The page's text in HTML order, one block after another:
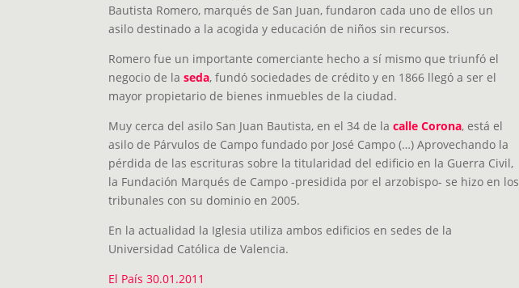
Bautista Romero, marqués de San Juan, fundaron cada uno de ellos un
asilo destinado a la acogida y educación de niños sin recursos.
Romero fue un importante comerciante hecho a sí mismo que triunfó el
negocio de laseda, fundó sociedades de crédito y en 1866 llegó a ser el
mayor propietario de bienes inmuebles de la ciudad.
Muy cerca del asilo San Juan Bautista, en el 34 de lacalle Corona, está el
asilo de Párvulos de Campo fundado por José Campo (…) Aprovechando la
pérdida de las escrituras sobre la titularidad del edificio en la Guerra Civil,
la Fundación Marqués de Campo -presidida por el arzobispo- se hizo en los
tribunales con su dominio en 2005.
En la actualidad la Iglesia utiliza ambos edificios en sedes de la
Universidad Católica de Valencia.
El País 30.01.2011